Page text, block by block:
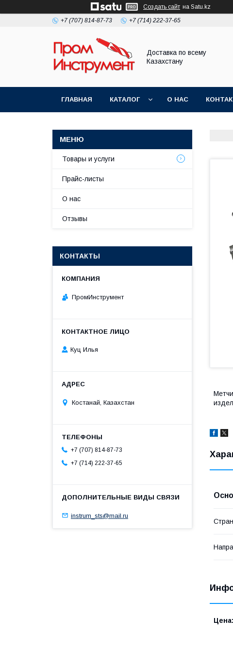
Создать сайт на Satu.kz
+7 (707) 814-87-73 +7 (714) 222-37-65
Доставка по всему
Казахстану
ГЛАВНАЯ КАТАЛОГ О НАС
Цена:
Товары и услуги
Прайс-листы
О нас
Отзывы
КОНТАКТЫ
ПромИнструмент
Куц Илья
Костанай, Казахстан
+7 (707) 814-87-73
+7 (714) 222-37-65
instrum_sts@mail.ru